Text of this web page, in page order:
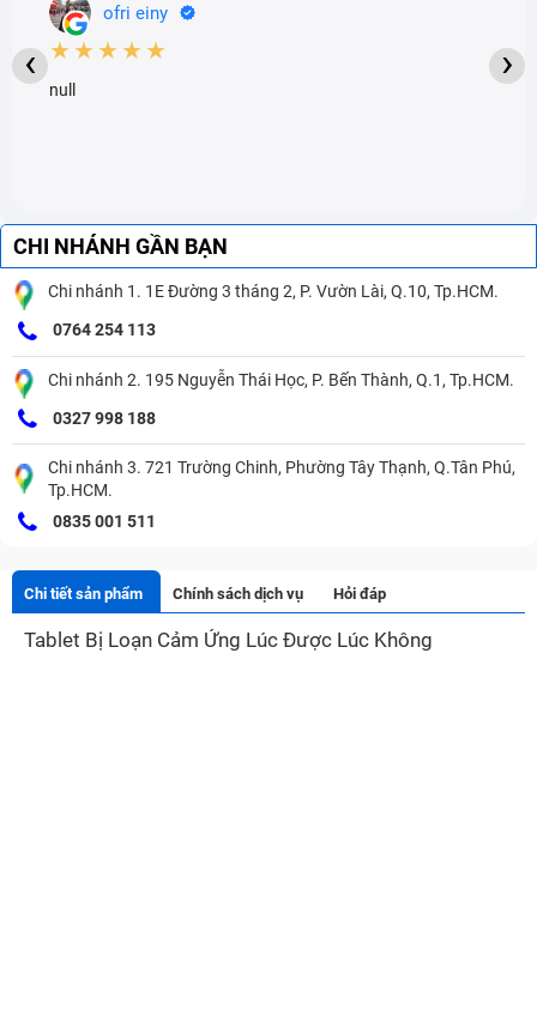
ofri einy
★★★★★
null
‹ ›
CHI NHÁNH GẦN BẠN
Chi nhánh 1. 1E Đường 3 tháng 2, P. Vườn Lài, Q.10, Tp.HCM.
0764 254 113
Chi nhánh 2. 195 Nguyễn Thái Học, P. Bến Thành, Q.1, Tp.HCM.
0327 998 188
Chi nhánh 3. 721 Trường Chinh, Phường Tây Thạnh, Q.Tân Phú,
Tp.HCM.
0835 001 511
Chi tiết sản phẩm Chính sách dịch vụ Hỏi đáp
Tablet Bị Loạn Cảm Ứng Lúc Được Lúc Không